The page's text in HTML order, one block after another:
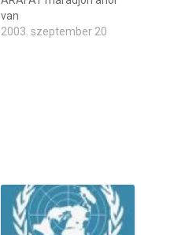
van
2003. szeptember 20